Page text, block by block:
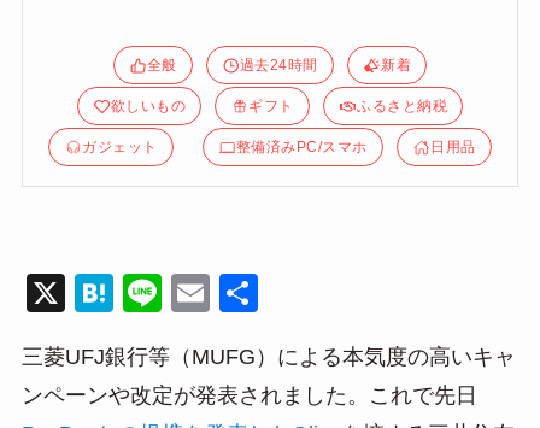
全般 過去24時間 新着
欲しいもの ギフト ふるさと納税
ガジェット 整備済みPC/スマホ 日用品
X
H
e
n
Li
e
E
ail
三菱UFJ銀行等（MUFG）による本気度の高いキャ
ンペーンや改定が発表されました。これで先日